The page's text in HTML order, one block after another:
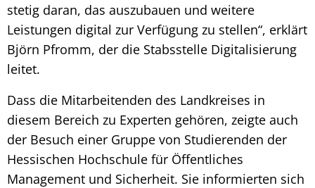
stetig daran, das auszubauen und weitere
Leistungen digital zur Verfügung zu stellen“, erklärt
Björn Pfromm, der die Stabsstelle Digitalisierung
leitet.
Dass die Mitarbeitenden des Landkreises in
diesem Bereich zu Experten gehören, zeigte auch
der Besuch einer Gruppe von Studierenden der
Hessischen Hochschule für Öffentliches
Management und Sicherheit. Sie informierten sich